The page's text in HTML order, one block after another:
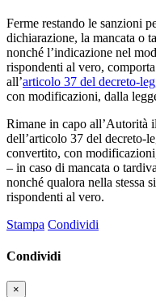
Ferme restando le sanzioni
dichiarazione, la mancata o
nonché l’indicazione nel
rispondenti al vero,
all’articolo 37 del decreto-
con modificazioni, dalla
Rimane in capo all’Autorità
dell’articolo 37 del decreto-
convertito, con
– in caso di mancata o
nonché qualora nella stessa
rispondenti al vero.
Stampa Condividi
Condividi
×